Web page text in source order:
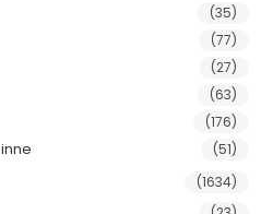
(35)
(77)
(27)
(63)
(176)
(51)
(1634)